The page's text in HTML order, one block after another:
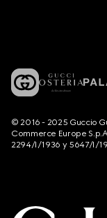
© 2016 - 2025 Guccio
Commerce Europe
2294/I/1936 y 5647/I/